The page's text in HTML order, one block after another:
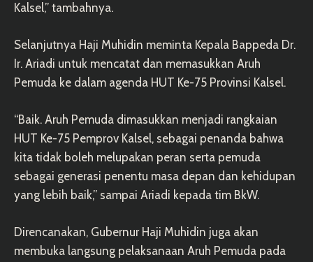
Kalsel,” tambahnya.
Selanjutnya Haji Muhidin meminta Kepala Bappeda Dr.
Ir. Ariadi untuk mencatat dan memasukkan Aruh
Pemuda ke dalam agenda HUT Ke-75 Provinsi Kalsel.
“Baik. Aruh Pemuda dimasukkan menjadi rangkaian
HUT Ke-75 Pemprov Kalsel, sebagai penanda bahwa
kita tidak boleh melupakan peran serta pemuda
sebagai generasi penentu masa depan dan kehidupan
yang lebih baik,” sampai Ariadi kepada tim BkW.
Direncanakan, Gubernur Haji Muhidin juga akan
membuka langsung pelaksanaan Aruh Pemuda pada